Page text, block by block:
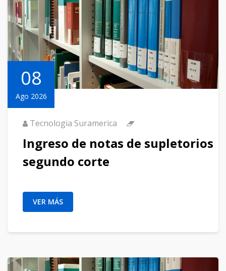
08
Ago 2026
Tecnologia Suramerica
Ingreso de notas de supletorios
segundo corte
VER MÁS